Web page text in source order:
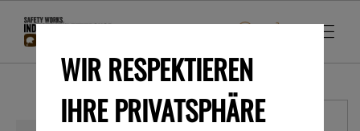
WIR RESPEKTIEREN
IHRE PRIVATSPHÄRE